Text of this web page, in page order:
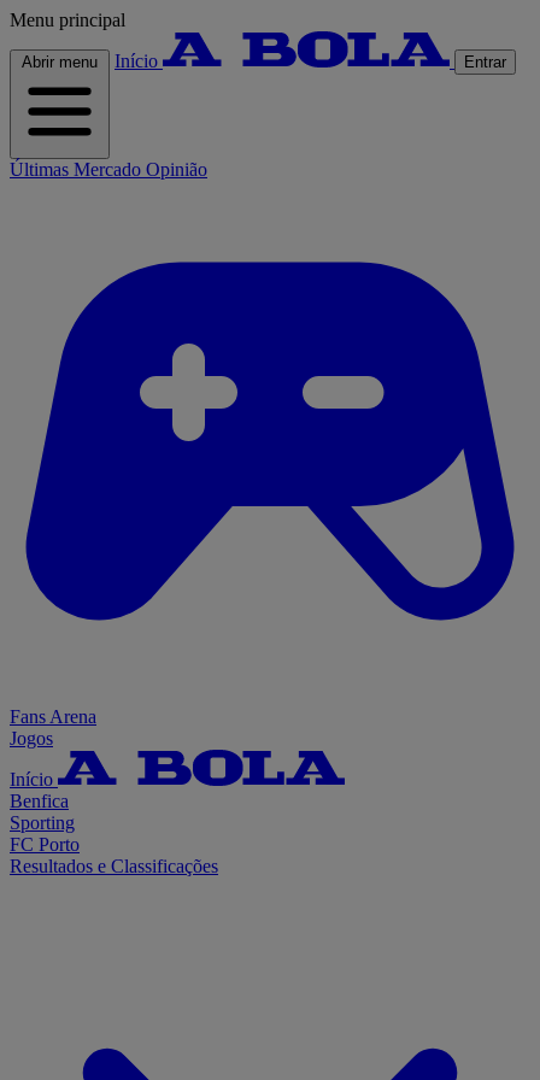
Menu principal
Abrir menu Início Entrar
Últimas Mercado Opinião
Fans Arena
Jogos
Início
Benfica
Sporting
FC Porto
Resultados e Classificações